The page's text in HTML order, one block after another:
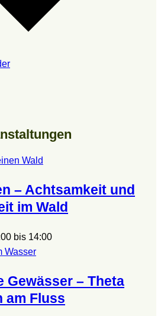
– Achtsamkeit und
im Wald
bis 14:00
Gewässer – Theta
am Fluss